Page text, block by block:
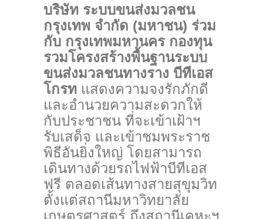
บริษัท ระบบขนส่งมวลชน
กรุงเทพ จำกัด (มหาชน) ร่วม
กับ กรุงเทพมหานคร กองทุน
รวมโครงสร้างพื้นฐานระบบ
ขนส่งมวลชนทางราง บีทีเอส
โกรท แสดงความจงรักภักดี
และอำนวยความสะดวกให้
กับประชาชน ที่จะเข้าเฝ้าฯ
รับเสด็จ และเข้าชมพระราช
พิธีอันยิ่งใหญ่ โดยสามารถ
เดินทางด้วยรถไฟฟ้าบีทีเอส
ฟรี ตลอดเส้นทางสายสุขุมวิท
ตั้งแต่สถานีมหาวิทยาลัย